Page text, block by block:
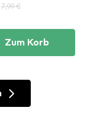
7,99 €
Zum Korb